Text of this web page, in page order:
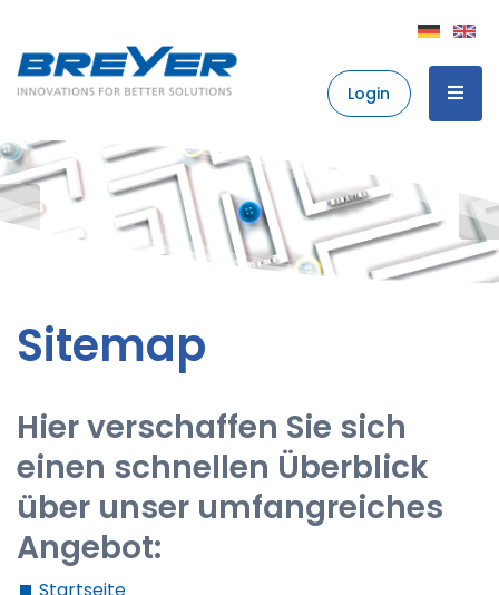
Login
Sitemap
Hier verschaffen Sie sich
einen schnellen Überblick
über unser umfangreiches
Angebot: